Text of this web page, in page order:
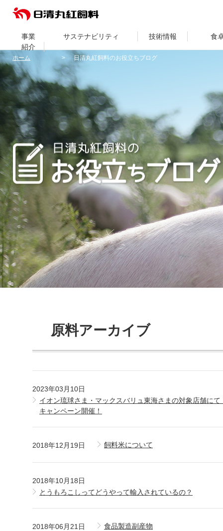
事業
紹介
サステナビリティ 技術情報 食
ホーム 日清丸紅飼料のお役立ちブログ
原料アーカイブ
2023年03月10日
イオン琉球さま・マックスバリュ東海さまの対象店舗に
キャンペーン開催！
2018年12月19日 飼料米について
2018年10月18日
とうもろこしってどうやって輸入されているの？
2018年06月21日 食品製造副産物